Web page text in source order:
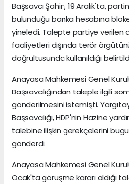
Başsavcı Şahin, 19 Aralık'ta,
bulunduğu banka hesabına
yineledi. Talepte partiye verilen
faaliyetleri dışında terör
doğrultusunda kullanıldığı
Anayasa Mahkemesi Genel
Başsavcılığından taleple ilgili
gönderilmesini istemişti.
Başsavcılığı, HDP'nin Hazine
talebine ilişkin gerekçelerini
gönderdi.
Anayasa Mahkemesi Genel
Ocak'ta görüşme kararı aldığı